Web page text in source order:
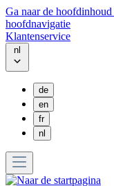
Ga naar de hoofdinhoud
hoofdnavigatie
Klantenservice
nl
de
en
fr
nl